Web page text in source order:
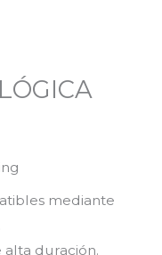
mediante
alta duración.